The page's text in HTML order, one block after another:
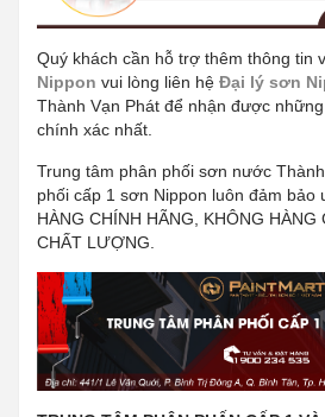
Quý khách cần hỗ trợ thêm thông tin
Nippon vui lòng liên hệ Đại lý sơn
Thành Vạn Phát để nhận được
chính xác nhất.
Trung tâm phân phối sơn nước
phối cấp 1 sơn Nippon luôn đảm bảo
HÀNG CHÍNH HÃNG, KHÔNG HÀNG
CHẤT LƯỢNG.